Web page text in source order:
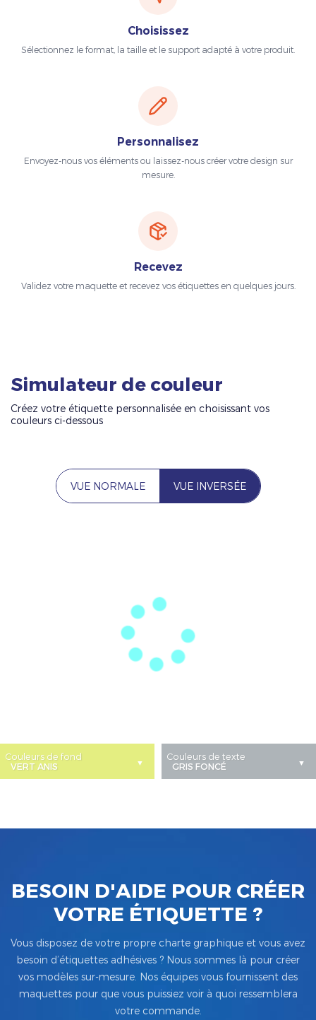
Choisissez
Sélectionnez le format, la taille et le support adapté à votre produit.
Personnalisez
Envoyez-nous vos éléments ou laissez-nous créer votre design sur
mesure.
Recevez
Validez votre maquette et recevez vos étiquettes en quelques jours.
Simulateur de couleur
Créez votre étiquette personnalisée en choisissant vos
couleurs ci-dessous
VUE NORMALE VUE INVERSÉE
Couleurs de fond Couleurs de texte
BESOIN D'AIDE POUR CRÉER
VOTRE ÉTIQUETTE ?
Vous disposez de votre propre charte graphique et vous avez
besoin d’étiquettes adhésives ? Nous sommes là pour créer
vos modèles sur-mesure. Nos équipes vous fournissent des
maquettes pour que vous puissiez voir à quoi ressemblera
votre commande.